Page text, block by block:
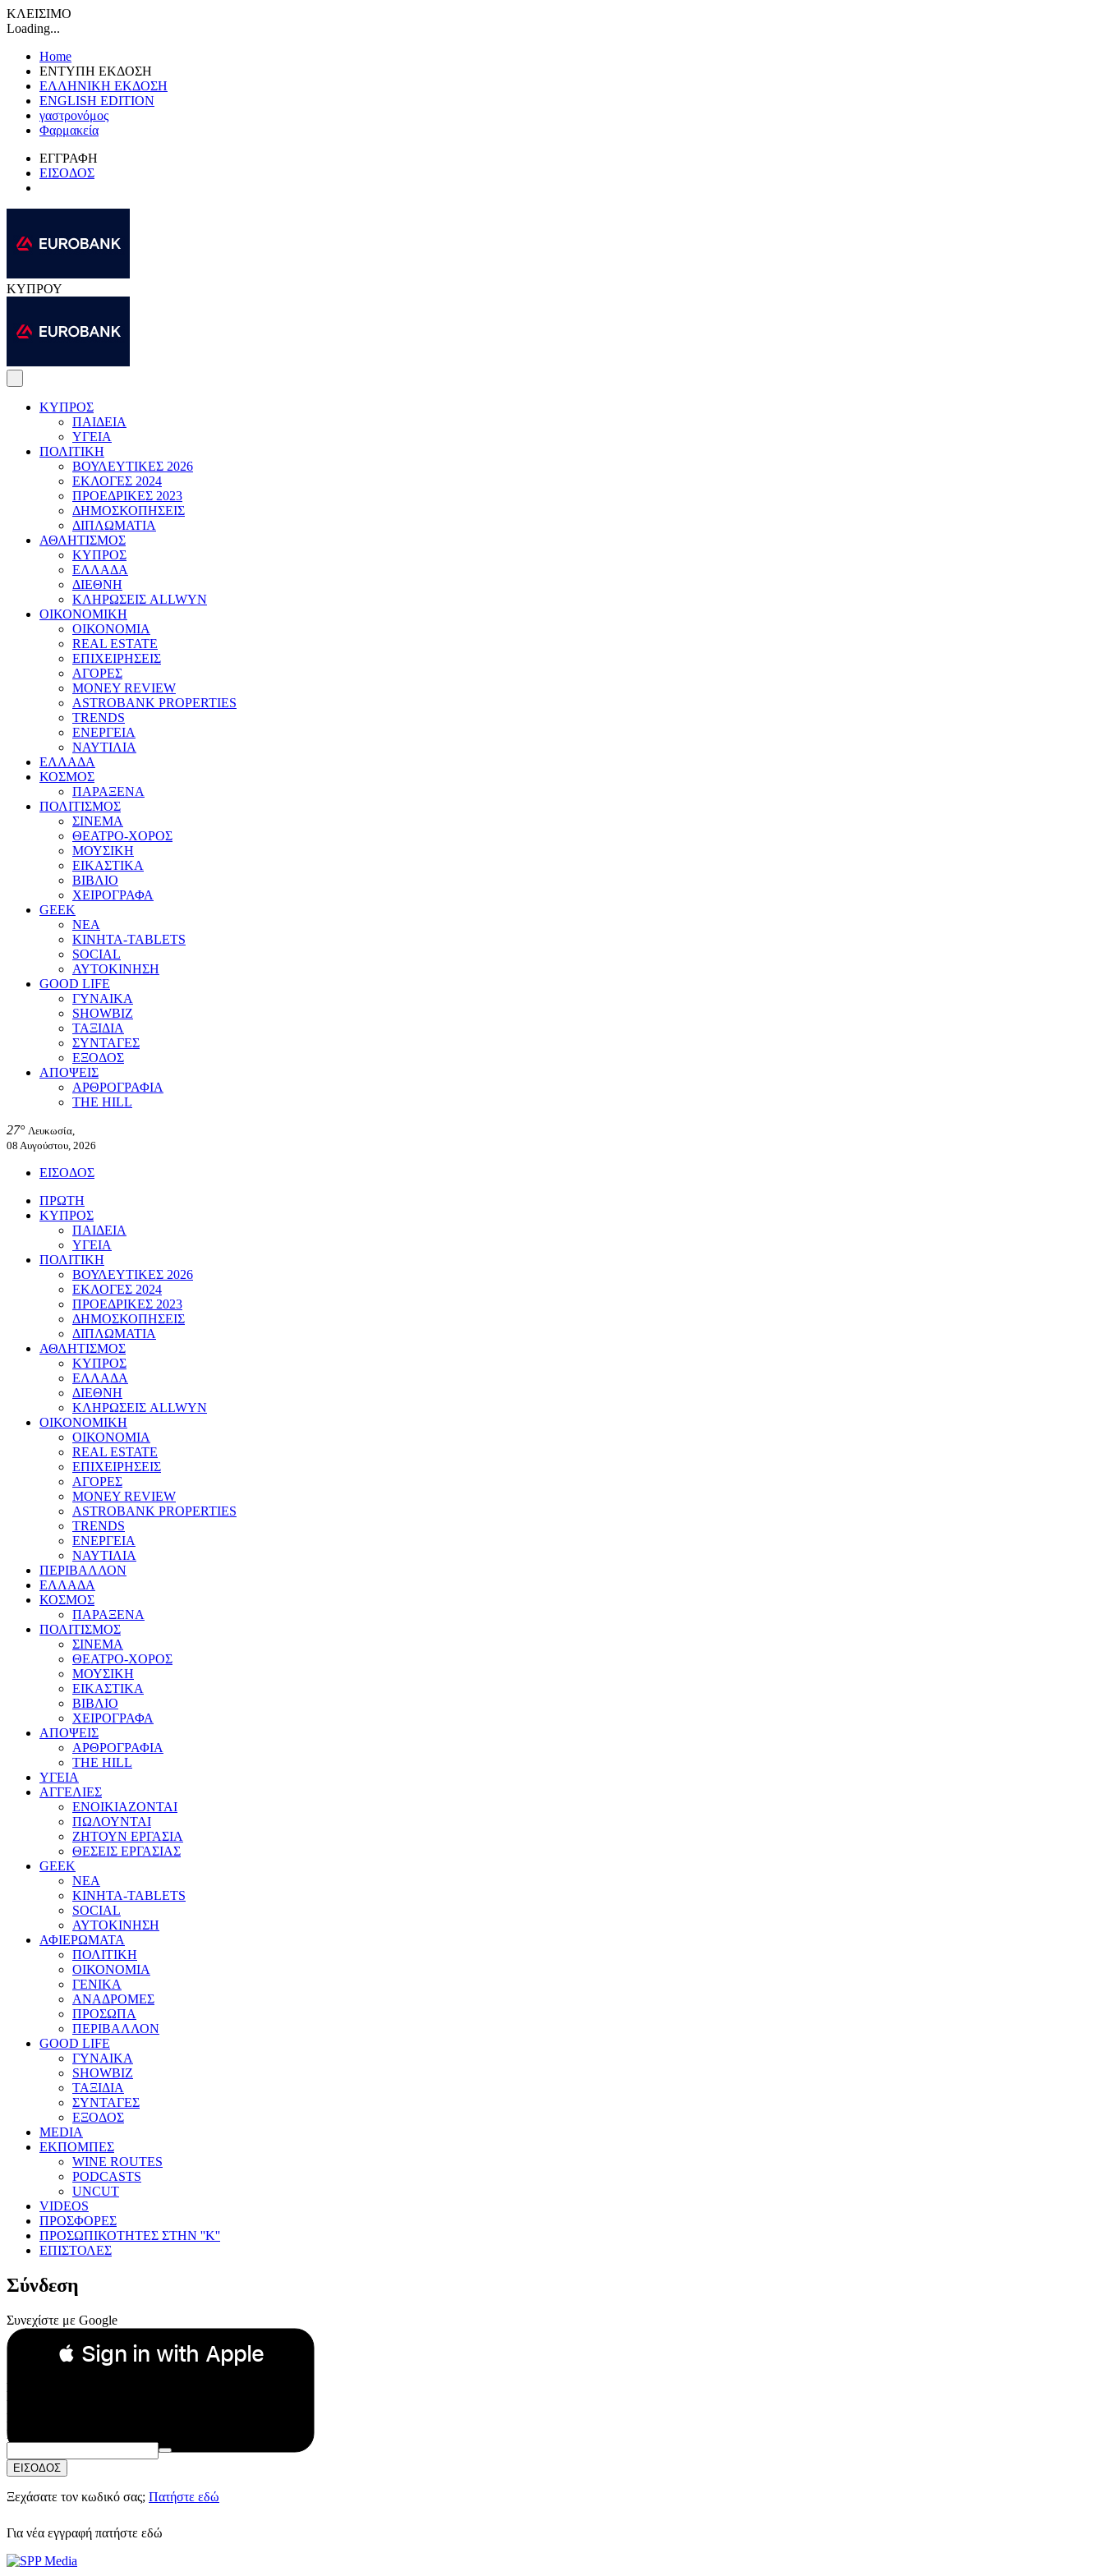
ΚΛΕΙΣΙΜΟ
Loading...
Home
ΕΝΤΥΠΗ ΕΚΔΟΣΗ
ΕΛΛΗΝΙΚΗ ΕΚΔΟΣΗ
ENGLISH EDITION
γαστρονόμος
Φαρμακεία
ΕΓΓΡΑΦΗ
ΕΙΣΟΔΟΣ
ΚΥΠΡΟΥ
ΚΥΠΡΟΣ
ΠΑΙΔΕΙΑ
ΥΓΕΙΑ
ΠΟΛΙΤΙΚΗ
ΒΟΥΛΕΥΤΙΚΕΣ 2026
ΕΚΛΟΓΕΣ 2024
ΠΡΟΕΔΡΙΚΕΣ 2023
ΔΗΜΟΣΚΟΠΗΣΕΙΣ
ΔΙΠΛΩΜΑΤΙΑ
ΑΘΛΗΤΙΣΜΟΣ
ΚΥΠΡΟΣ
ΕΛΛΑΔΑ
ΔΙΕΘΝΗ
ΚΛΗΡΩΣΕΙΣ ALLWYN
ΟΙΚΟΝΟΜΙΚΗ
ΟΙΚΟΝΟΜΙΑ
REAL ESTATE
ΕΠΙΧΕΙΡΗΣΕΙΣ
ΑΓΟΡΕΣ
MONEY REVIEW
ASTROBANK PROPERTIES
TRENDS
ΕΝΕΡΓΕΙΑ
ΝΑΥΤΙΛΙΑ
ΕΛΛΑΔΑ
ΚΟΣΜΟΣ
ΠΑΡΑΞΕΝΑ
ΠΟΛΙΤΙΣΜΟΣ
ΣΙΝΕΜΑ
ΘΕΑΤΡΟ-ΧΟΡΟΣ
ΜΟΥΣΙΚΗ
ΕΙΚΑΣΤΙΚΑ
ΒΙΒΛΙΟ
ΧΕΙΡΟΓΡΑΦΑ
GEEK
ΝΕΑ
ΚΙΝΗΤΑ-TABLETS
SOCIAL
ΑΥΤΟΚΙΝΗΣΗ
GOOD LIFE
ΓΥΝΑΙΚΑ
SHOWBIZ
ΤΑΞΙΔΙΑ
ΣΥΝΤΑΓΕΣ
ΕΞΟΔΟΣ
ΑΠΟΨΕΙΣ
ΑΡΘΡΟΓΡΑΦΙΑ
THE HILL
27° Λευκωσία,
08 Αυγούστου, 2026
ΕΙΣΟΔΟΣ
ΠΡΩΤΗ
ΚΥΠΡΟΣ
ΠΑΙΔΕΙΑ
ΥΓΕΙΑ
ΠΟΛΙΤΙΚΗ
ΒΟΥΛΕΥΤΙΚΕΣ 2026
ΕΚΛΟΓΕΣ 2024
ΠΡΟΕΔΡΙΚΕΣ 2023
ΔΗΜΟΣΚΟΠΗΣΕΙΣ
ΔΙΠΛΩΜΑΤΙΑ
ΑΘΛΗΤΙΣΜΟΣ
ΚΥΠΡΟΣ
ΕΛΛΑΔΑ
ΔΙΕΘΝΗ
ΚΛΗΡΩΣΕΙΣ ALLWYN
ΟΙΚΟΝΟΜΙΚΗ
ΟΙΚΟΝΟΜΙΑ
REAL ESTATE
ΕΠΙΧΕΙΡΗΣΕΙΣ
ΑΓΟΡΕΣ
MONEY REVIEW
ASTROBANK PROPERTIES
TRENDS
ΕΝΕΡΓΕΙΑ
ΝΑΥΤΙΛΙΑ
ΠΕΡΙΒΑΛΛΟΝ
ΕΛΛΑΔΑ
ΚΟΣΜΟΣ
ΠΑΡΑΞΕΝΑ
ΠΟΛΙΤΙΣΜΟΣ
ΣΙΝΕΜΑ
ΘΕΑΤΡΟ-ΧΟΡΟΣ
ΜΟΥΣΙΚΗ
ΕΙΚΑΣΤΙΚΑ
ΒΙΒΛΙΟ
ΧΕΙΡΟΓΡΑΦΑ
ΑΠΟΨΕΙΣ
ΑΡΘΡΟΓΡΑΦΙΑ
THE HILL
ΥΓΕΙΑ
ΑΓΓΕΛΙΕΣ
ΕΝΟΙΚΙΑΖΟΝΤΑΙ
ΠΩΛΟΥΝΤΑΙ
ΖΗΤΟΥΝ ΕΡΓΑΣΙΑ
ΘΕΣΕΙΣ ΕΡΓΑΣΙΑΣ
GEEK
ΝΕΑ
ΚΙΝΗΤΑ-TABLETS
SOCIAL
ΑΥΤΟΚΙΝΗΣΗ
ΑΦΙΕΡΩΜΑΤΑ
ΠΟΛΙΤΙΚΗ
ΟΙΚΟΝΟΜΙΑ
ΓΕΝΙΚΑ
ΑΝΑΔΡΟΜΕΣ
ΠΡΟΣΩΠΑ
ΠΕΡΙΒΑΛΛΟΝ
GOOD LIFE
ΓΥΝΑΙΚΑ
SHOWBIZ
ΤΑΞΙΔΙΑ
ΣΥΝΤΑΓΕΣ
ΕΞΟΔΟΣ
MEDIA
ΕΚΠΟΜΠΕΣ
WINE ROUTES
PODCASTS
UNCUT
VIDEOS
ΠΡΟΣΦΟΡΕΣ
ΠΡΟΣΩΠΙΚΟΤΗΤΕΣ ΣΤΗΝ ''Κ''
ΕΠΙΣΤΟΛΕΣ
Σύνδεση
Συνεχίστε με Google
 Sign in with Apple
Συνεχίστε με Apple
ή
Email:
Κωδικός Πρόσβασης:
ΕΙΣΟΔΟΣ
Ξεχάσατε τον κωδικό σας; Πατήστε εδώ
Για νέα εγγραφή πατήστε εδώ